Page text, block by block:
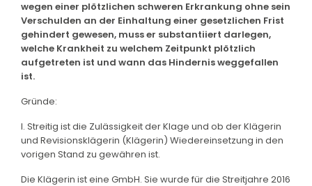
wegen einer plötzlichen schweren Erkrankung ohne sein
Verschulden an der Einhaltung einer gesetzlichen Frist
gehindert gewesen, muss er substantiiert darlegen,
welche Krankheit zu welchem Zeitpunkt plötzlich
aufgetreten ist und wann das Hindernis weggefallen
ist.
Gründe:
I. Streitig ist die Zulässigkeit der Klage und ob der Klägerin
und Revisionsklägerin (Klägerin) Wiedereinsetzung in den
vorigen Stand zu gewähren ist.
Die Klägerin ist eine GmbH. Sie wurde für die Streitjahre 2016